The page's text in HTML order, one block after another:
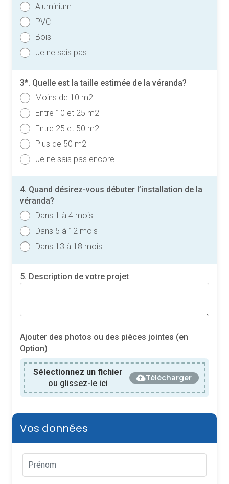
Aluminium
PVC
Bois
Je ne sais pas
3*. Quelle est la taille estimée de la véranda?
Moins de 10 m2
Entre 10 et 25 m2
Entre 25 et 50 m2
Plus de 50 m2
Je ne sais pas encore
4. Quand désirez-vous débuter l’installation de la
véranda?
Dans 1 à 4 mois
Dans 5 à 12 mois
Dans 13 à 18 mois
5. Description de votre projet
Ajouter des photos ou des pièces jointes (en
Option)
Sélectionnez un fichier
ou glissez-le ici
Télécharger
Vos données